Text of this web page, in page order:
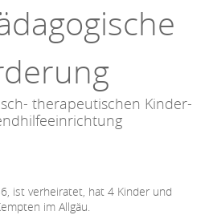
therapeutischen Kinder-
ist verheiratet, hat 4 Kinder und
im Allgäu.